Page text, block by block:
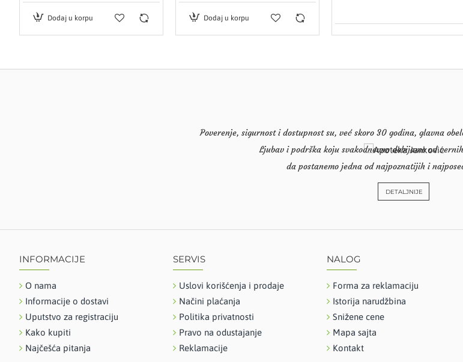
Dodaj u korpu Dodaj u korpu
Poverenje, sigurnost i dostupnost su, već skoro 30 godina, glavna
Ljubav i podrška koju svakodnevno dobijamo od
da postanemo jedna od najpoznatijih i
DETALJNIJE
INFORMACIJE
O nama
Informacije o dostavi
Uputstvo za registraciju
Kako kupiti
Najčešća pitanja
SERVIS
Uslovi korišćenja i prodaje
Načini plaćanja
Politika privatnosti
Pravo na odustajanje
Reklamacije
NALOG
Forma za reklamaciju
Istorija narudžbina
Snižene cene
Mapa sajta
Kontakt